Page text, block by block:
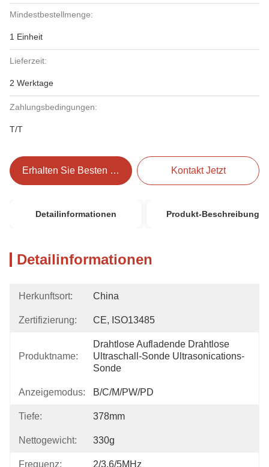
Mindestbestellmenge:
1 Einheit
Lieferzeit:
2 Werktage
Zahlungsbedingungen:
T/T
Erhalten Sie Besten Preis Kontakt Jetzt
Detailinformationen Produkt-Beschreibung
Detailinformationen
Herkunftsort: China
Zertifizierung: CE, ISO13485
Produktname:
Drahtlose Aufladende Drahtlose
Ultraschall-Sonde Ultrasonications-
Sonde
Anzeigemodus: B/C/M/PW/PD
Tiefe: 378mm
Nettogewicht: 330g
Frequenz: 2/3.6/5MHz